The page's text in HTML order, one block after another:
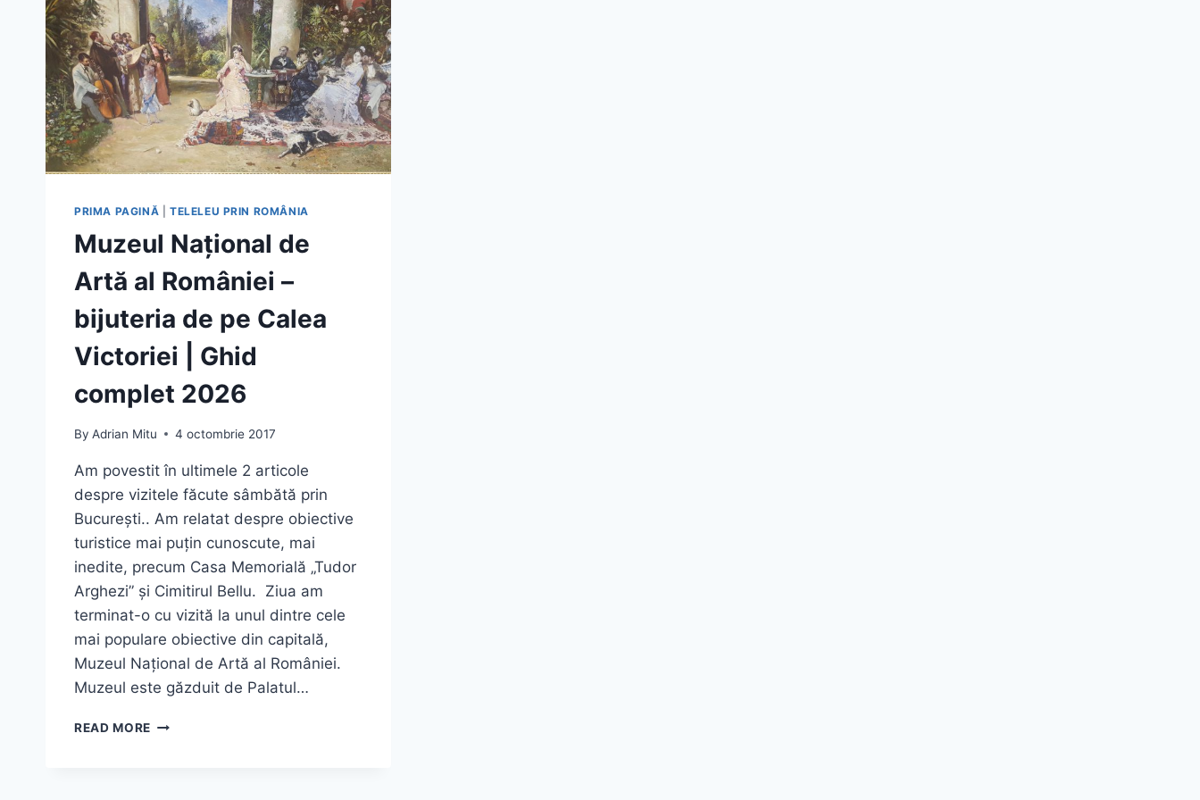
PRIMA PAGINĂ TELELEU PRIN ROMÂNIA
Muzeul Național de
Artă al României –
bijuteria de pe Calea
Victoriei | Ghid
complet 2026
By Adrian Mitu 4 octombrie 2017
Am povestit în ultimele 2 articole
despre vizitele făcute sâmbătă prin
București.. Am relatat despre obiective
turistice mai puțin cunoscute, mai
inedite, precum Casa Memorială „Tudor
Arghezi” și Cimitirul Bellu. Ziua am
terminat-o cu vizită la unul dintre cele
mai populare obiective din capitală,
Muzeul Național de Artă al României.
Muzeul este găzduit de Palatul…
READ MORE MUZEUL